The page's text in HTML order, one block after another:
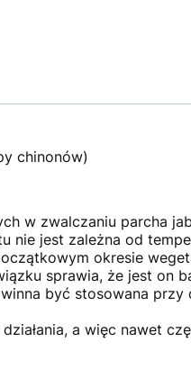
chinonów)
w zwalczaniu parcha
nie jest zależna od
okresie
sprawia, że jest on
być stosowana przy
a więc nawet